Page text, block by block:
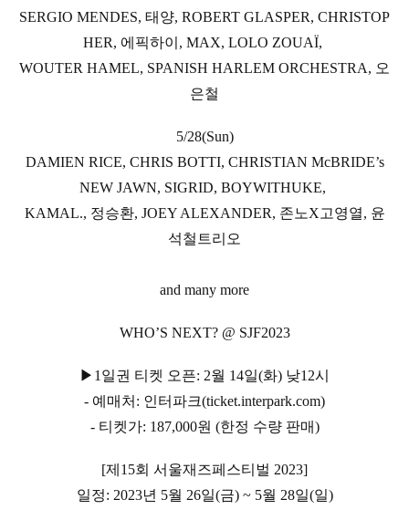
SERGIO MENDES, 태양, ROBERT GLASPER, CHRISTOP
HER, 에픽하이, MAX, LOLO ZOUAÏ,
WOUTER HAMEL, SPANISH HARLEM ORCHESTRA, 오
은철
5/28(Sun)
DAMIEN RICE, CHRIS BOTTI, CHRISTIAN McBRIDE’s
NEW JAWN, SIGRID, BOYWITHUKE,
KAMAL., 정승환, JOEY ALEXANDER, 존노X고영열, 윤
석철트리오
and many more
WHO’S NEXT? @ SJF2023
▶1일권 티켓 오픈: 2월 14일(화) 낮12시
- 예매처: 인터파크(ticket.interpark.com)
- 티켓가: 187,000원 (한정 수량 판매)
[제15회 서울재즈페스티벌 2023]
일정: 2023년 5월 26일(금) ~ 5월 28일(일)